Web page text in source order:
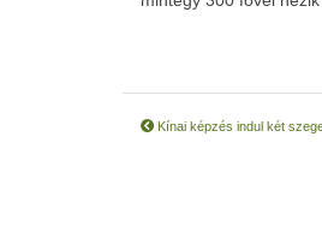
Kínai képzés indul két